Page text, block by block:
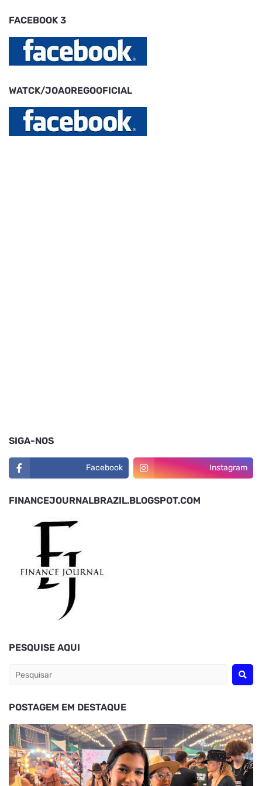
FACEBOOK 3
WATCK/JOAOREGOOFICIAL
SIGA-NOS
Facebook Instagram
FINANCEJOURNALBRAZIL.BLOGSPOT.COM
PESQUISE AQUI
POSTAGEM EM DESTAQUE